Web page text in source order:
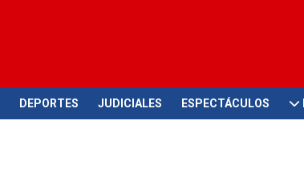
DEPORTES JUDICIALES ESPECTÁCULOS